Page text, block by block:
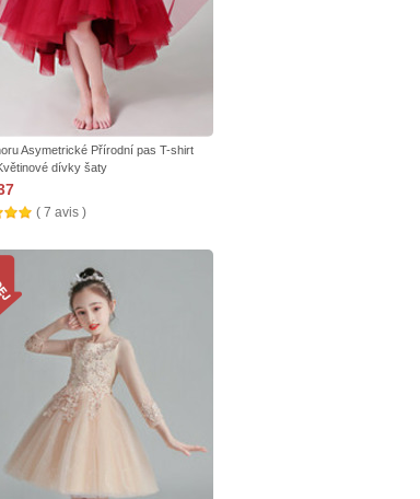
Asymetrické Přírodní pas T-shirt
dívky šaty
( 7 avis )